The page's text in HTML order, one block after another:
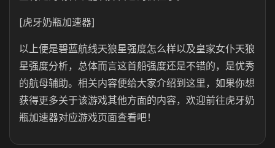
[虎牙奶瓶加速器]
以上便是碧蓝航线天狼星强度怎么样以及皇家女仆天狼
星强度分析，总体而言这首船强度还是不错的，是优秀
的航母辅助。相关内容便给大家介绍到这里，如果你想
获得更多关于该游戏其他方面的内容，欢迎前往虎牙奶
瓶加速器对应游戏页面查看吧！